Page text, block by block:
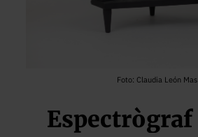
Foto: Claudia León Mas
Espectrògraf